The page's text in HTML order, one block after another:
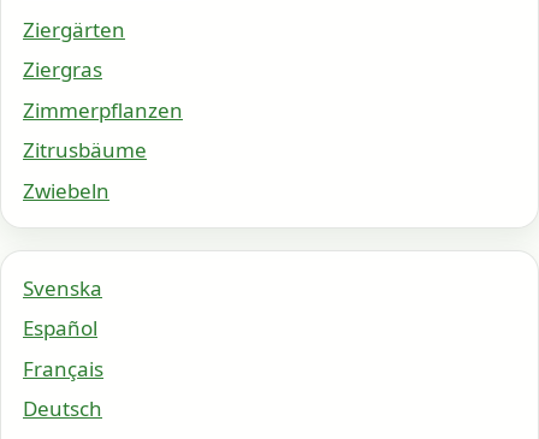
Ziergärten
Ziergras
Zimmerpflanzen
Zitrusbäume
Zwiebeln
Svenska
Español
Français
Deutsch